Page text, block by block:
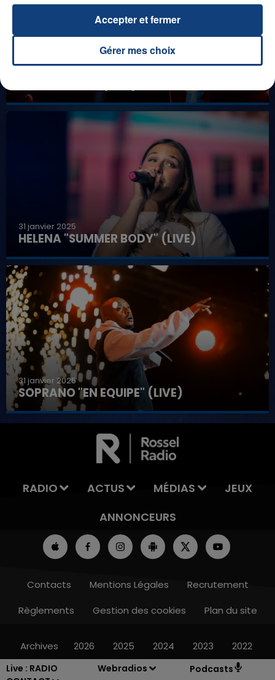
Live : RADIO
Webradios Podcasts
LA TEAM DE L'ÉTÉ
31 janvier 2025
HELENA "SUMMER BODY" (LIVE)
31 janvier 2025
SOPRANO "EN EQUIPE" (LIVE)
RADIO ACTUS MÉDIAS
JEUX
ANNONCEURS
Contacts Mentions Légales
Recrutement
Règlements
Gestion des cookies Plan du site
Archives 2026 2025 2024 2023 2022
Gérer mes choix
Accepter et fermer